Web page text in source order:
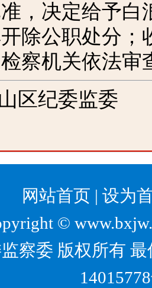
，决定给予
除公职处分
察机关依法审
区纪委监委
网站首页 | 设为
©
察委 版权所有